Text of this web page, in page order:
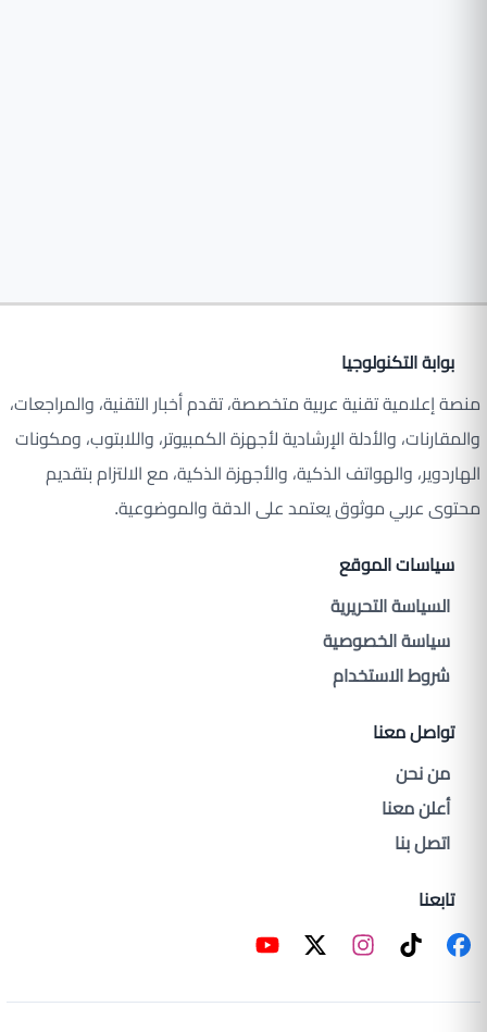
بوابة التكنولوجيا
منصة إعلامية تقنية عربية متخصصة، تقدم أخبار التقنية، والمراجعات،
والمقارنات، والأدلة الإرشادية لأجهزة الكمبيوتر، واللابتوب، ومكونات
الهاردوير، والهواتف الذكية، والأجهزة الذكية، مع الالتزام بتقديم
محتوى عربي موثوق يعتمد على الدقة والموضوعية.
سياسات الموقع
السياسة التحريرية
سياسة الخصوصية
شروط الاستخدام
تواصل معنا
من نحن
أعلن معنا
اتصل بنا
تابعنا